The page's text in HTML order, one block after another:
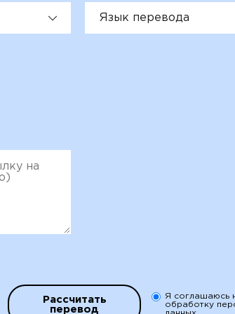
Язык перевода
Рассчитать
перевод
Я соглашаюсь
обработку